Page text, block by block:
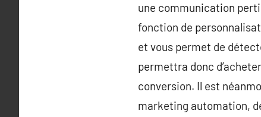
une communication
fonction de
et vous permet de
permettra donc
conversion. Il est
marketing automation,